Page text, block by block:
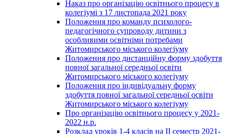
Наказ про організацію освітнього процесу в
колегіумі з 17 листопада 2021 року
Положення про команду психолого-
педагогічного супроводу дитини з
особливими освітніми потребами
Житомирського міського колегіуму
Положення про дистанційну форму здобуття
повної загальної середньої освіти
Житомирського міського колегіуму
Положення про індивідуальну форму
здобуття повної загальної середньої освіти
Житомирського міського колегіуму
Про організацію освітнього процесу у 2021-
2022 н.р.
Розклад уроків 1-4 класів на ІІ семестр 2021-